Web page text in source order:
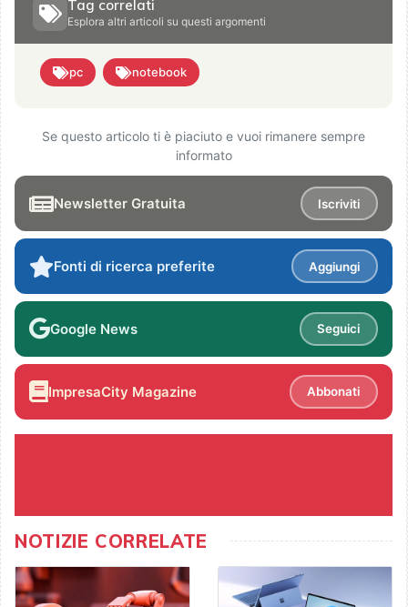
Tag correlati
Esplora altri articoli su questi argomenti
pc notebook
Se questo articolo ti è piaciuto e vuoi rimanere sempre
informato
Newsletter Gratuita Iscriviti
Fonti di ricerca preferite Aggiungi
Google News Seguici
ImpresaCity Magazine Abbonati
NOTIZIE CORRELATE